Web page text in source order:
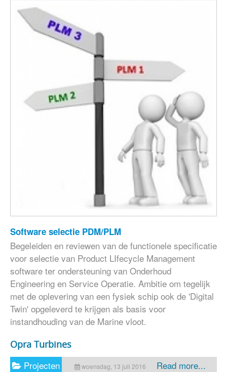
Software selectie PDM/PLM
Begeleiden en reviewen van de functionele specificatie
voor selectie van Product LIfecycle Management
software ter ondersteuning van Onderhoud
Engineering en Service Operatie. Ambitie om tegelijk
met de oplevering van een fysiek schip ook de 'Digital
Twin' opgeleverd te krijgen als basis voor
instandhouding van de Marine vloot.
Opra Turbines
Projecten woensdag, 13 juli 2016 Read more...